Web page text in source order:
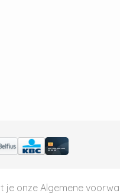
je onze Algemene